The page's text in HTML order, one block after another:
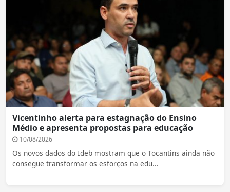
Vicentinho alerta para estagnação do Ensino
Médio e apresenta propostas para educação
10/08/2026
Os novos dados do Ideb mostram que o Tocantins ainda não
consegue transformar os esforços na edu...